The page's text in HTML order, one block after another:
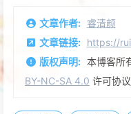
文章作者: 睿清颜
文章链接: https://
版权声明: 本博客所
BY-NC-SA 4.0 许可协